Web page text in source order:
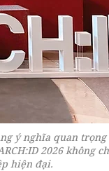
ý nghĩa quan
2026 không
hiện đại.